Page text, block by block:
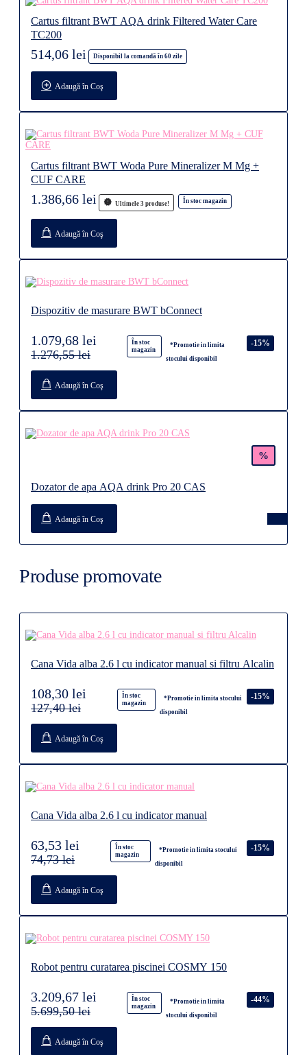
Cartus filtrant BWT AQA drink Filtered Water Care
TC200
Disponibil la comandă în 60 zile
514,06 lei
Adaugă în Coş
Cartus filtrant BWT Woda Pure Mineralizer M Mg +
CUF CARE
Ultimele 3 produse! În stoc magazin
1.386,66 lei
Adaugă în Coş
Dispozitiv de masurare BWT bConnect
În stoc
magazin
*Promotie in limita
stocului disponibil
-15%
1.079,68 lei
1.276,55 lei
Adaugă în Coş
%
Dozator de apa AQA drink Pro 20 CAS
Adaugă în Coş
Produse promovate
Cana Vida alba 2.6 l cu indicator manual si filtru Alcalin
În stoc
magazin
*Promotie in limita stocului
disponibil
-15%
108,30 lei
127,40 lei
Adaugă în Coş
Cana Vida alba 2.6 l cu indicator manual
În stoc
magazin
*Promotie in limita stocului
disponibil
-15%
63,53 lei
74,73 lei
Adaugă în Coş
Robot pentru curatarea piscinei COSMY 150
În stoc
magazin
*Promotie in limita
stocului disponibil
-44%
3.209,67 lei
5.699,50 lei
Adaugă în Coş